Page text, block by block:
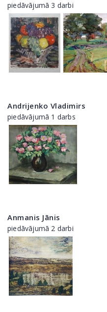
piedāvājumā 3 darbi
Andrijenko Vladimirs
piedāvājumā 1 darbs
Anmanis Jānis
piedāvājumā 2 darbi